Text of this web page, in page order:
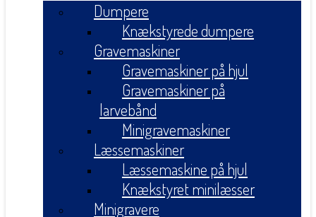
Dumpere
Knækstyrede dumpere
Gravemaskiner
Gravemaskiner på hjul
Gravemaskiner på
larvebånd
Minigravemaskiner
Læssemaskiner
Læssemaskine på hjul
Knækstyret minilæsser
Minigravere